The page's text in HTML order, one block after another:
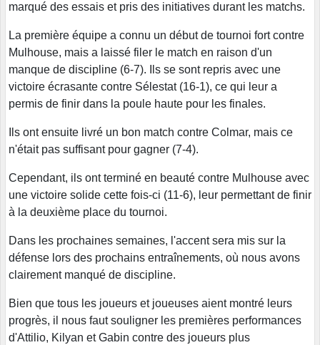
marqué des essais et pris des initiatives durant les matchs.
La première équipe a connu un début de tournoi fort contre
Mulhouse, mais a laissé filer le match en raison d'un
manque de discipline (6-7). Ils se sont repris avec une
victoire écrasante contre Sélestat (16-1), ce qui leur a
permis de finir dans la poule haute pour les finales.
Ils ont ensuite livré un bon match contre Colmar, mais ce
n'était pas suffisant pour gagner (7-4).
Cependant, ils ont terminé en beauté contre Mulhouse avec
une victoire solide cette fois-ci (11-6), leur permettant de finir
à la deuxième place du tournoi.
Dans les prochaines semaines, l'accent sera mis sur la
défense lors des prochains entraînements, où nous avons
clairement manqué de discipline.
Bien que tous les joueurs et joueuses aient montré leurs
progrès, il nous faut souligner les premières performances
d'Attilio, Kilyan et Gabin contre des joueurs plus